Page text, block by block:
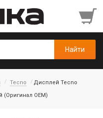
Tecno
Дисплей Tecno
(Оригинал OEM)